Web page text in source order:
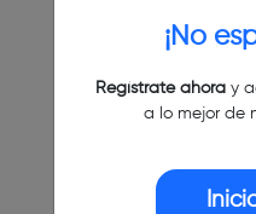
¡No
Regístrate ahoray
a lo mejor de